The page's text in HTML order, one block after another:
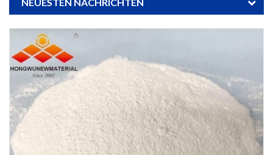
NEUESTEN NACHRICHTEN